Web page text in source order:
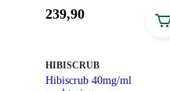
Pris:
239,90
MERKE:
HIBISCRUB
Hibiscrub 40mg/ml